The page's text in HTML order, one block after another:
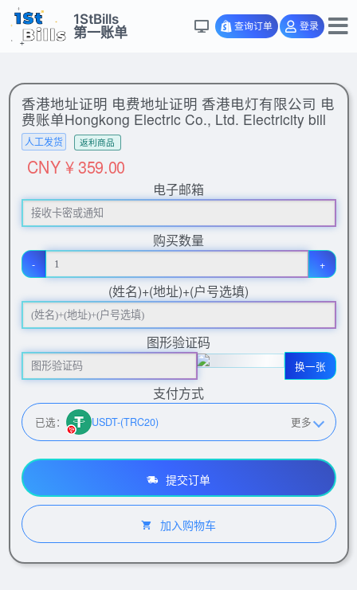
1StBills
第一账单
查询订单 登录
香港地址证明 电费地址证明 香港电灯有限公司 电
费账单Hongkong Electric Co., Ltd. Electricity bill
人工发货 返利商品
CNY ¥ 359.00
电子邮箱
购买数量
- +
(姓名)+(地址)+(户号选填)
图形验证码
换一张
支付方式
已选： USDT-(TRC20) 更多
提交订单
加入购物车